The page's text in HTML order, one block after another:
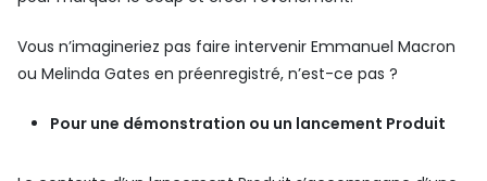
Vous n’imagineriez pas faire intervenir Emmanuel Macron
ou Melinda Gates en préenregistré, n’est-ce pas ?
Pour une démonstration ou un lancement Produit